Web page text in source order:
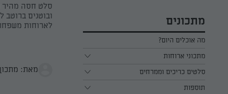
מתכונים
מה אוכלים היום?
מתכוני ארוחות
ארוחת בוקר
ארוחת צהריים
סלטים כריכים וממרחים
כל הסלטים כריכים וממרחים
תוספות
סלט חסה מהיר
ובוטנים
לארוחות
מאת: